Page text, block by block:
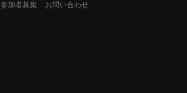
参加者募集 お問い合わせ